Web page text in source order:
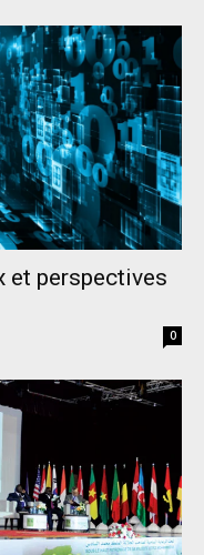
et perspectives
0